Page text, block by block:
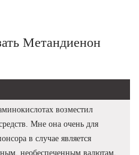
Метандиенон
возместил
Мне она очень для
в случае является
необеспеченным валютам.